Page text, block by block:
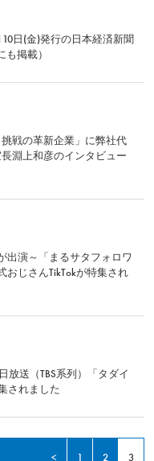
日(金)発行の日本経済新聞
掲載）
戦の革新企業」に弊社代
淵上和彦のインタビュー
出演～「まるサタフォロワ
おじさんTikTokが特集され
放送（TBS系列）「タダイ
されました
< 1 2 3